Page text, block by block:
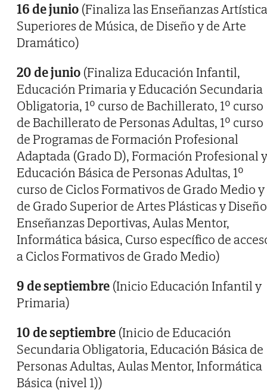
16 de junio (Finaliza las Enseñanzas
Superiores de Música, de Diseño y de Arte
Dramático)
20 de junio (Finaliza Educación Infantil,
Educación Primaria y Educación Secundaria
Obligatoria, 1º curso de Bachillerato, 1º curso
de Bachillerato de Personas Adultas, 1º curso
de Programas de Formación Profesional
Adaptada (Grado D), Formación Profesional y
Educación Básica de Personas Adultas, 1º
curso de Ciclos Formativos de Grado Medio y
de Grado Superior de Artes Plásticas y
Enseñanzas Deportivas, Aulas Mentor,
Informática básica, Curso específico de
a Ciclos Formativos de Grado Medio)
9 de septiembre (Inicio Educación Infantil y
Primaria)
10 de septiembre (Inicio de Educación
Secundaria Obligatoria, Educación Básica de
Personas Adultas, Aulas Mentor, Informática
Básica (nivel 1))